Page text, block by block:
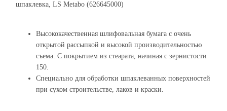
шпаклевка, LS Metabo (626645000)
Высококачественная шлифовальная бумага с очень
открытой рассыпкой и высокой производительностью
съема. С покрытием из стеарата, начиная с зернистости
150.
Специально для обработки шпаклеванных поверхностей
при сухом строительстве, лаков и краски.